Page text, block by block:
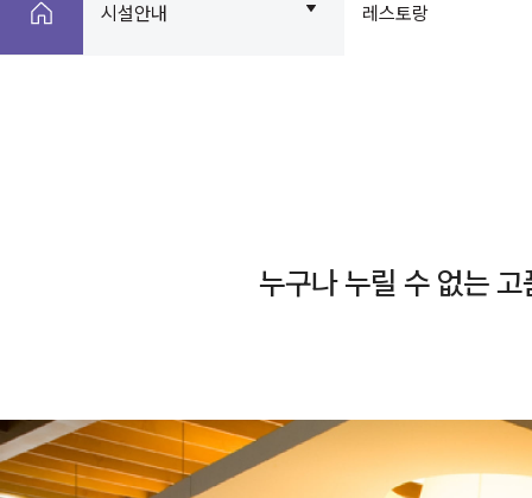
시설안내 레스토랑
누구나 누릴 수 없는